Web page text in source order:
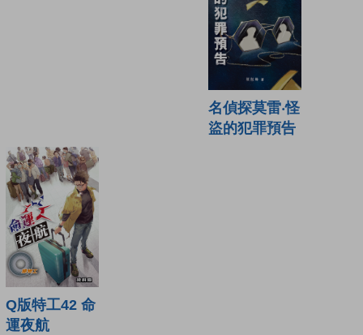
名偵探莫雷‧怪
盜的犯罪預告
Q版特工42 命
運夜航